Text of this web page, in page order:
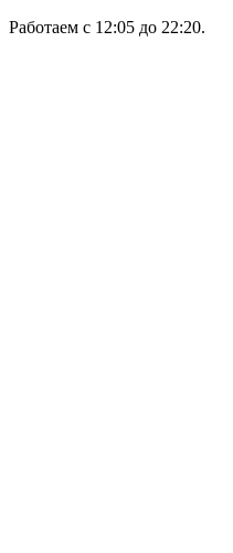
Работаем с 12:05 до 22:20.